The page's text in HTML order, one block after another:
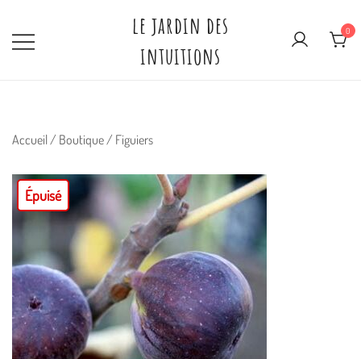
content
le jardin des
intuitions
0
Accueil/ Boutique/ Figuiers
Épuisé